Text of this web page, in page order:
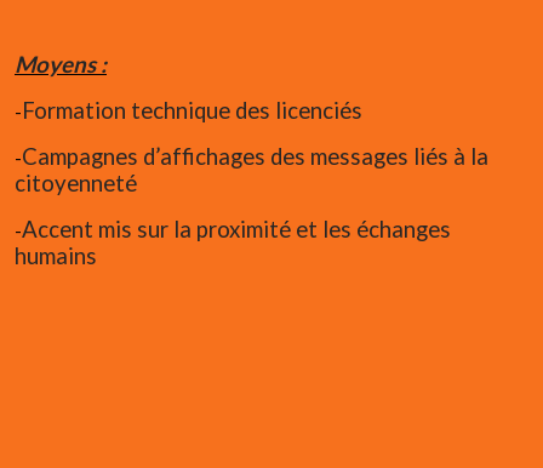
Moyens :
-Formation technique des licenciés
-Campagnes d’affichages des messages liés à la
citoyenneté
-Accent mis sur la proximité et les échanges
humains